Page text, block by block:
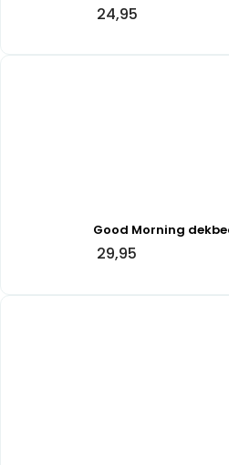
24,95
Good Morning
29,95